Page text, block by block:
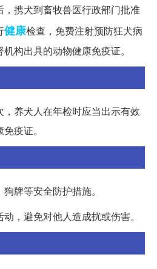
携犬到畜牧兽医行政部门批准
健康检查，免费注射预防狂犬病
构出具的动物健康免疫证。
养犬人在年检时应当出示有效
疫证。
牌等安全防护措施。
，避免对他人造成扰或伤害。